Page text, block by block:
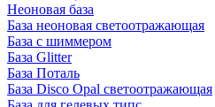
Неоновая база
База неоновая светоотражающая
База с шиммером
База Glitter
База Поталь
База Disco Opal светоотражающая